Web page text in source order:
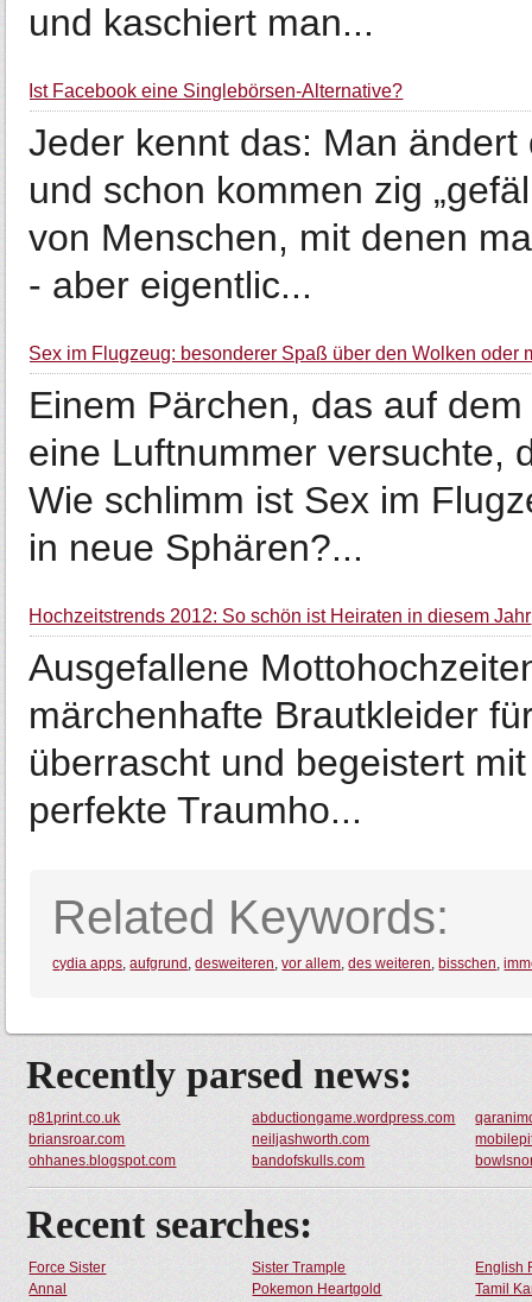
und kaschiert man...
Ist Facebook eine Singlebörsen-Alternative?
Jeder kennt das: Man
und schon kommen zig
von Menschen, mit denen
- aber eigentlic...
Sex im Flugzeug: besonderer Spaß über den Wolken oder
Einem Pärchen, das auf
eine Luftnummer versuchte,
Wie schlimm ist Sex im
in neue Sphären?...
Hochzeitstrends 2012: So schön ist Heiraten in diesem Jahr
Ausgefallene
märchenhafte Brautkleider
überrascht und begeistert
perfekte Traumho...
Related Keywords:
cydia apps,aufgrund ,desweiteren,vor allem,des weiteren, bisschen,
Recently parsed news:
p81print.co.uk abductiongame.wordpress.com
briansroar.com
neiljashworth.com
ohhanes.blogspot.com
bandofskulls.com
Recent searches:
Force Sister Sister Trample
English
Annal
Pokemon Heartgold Tamil